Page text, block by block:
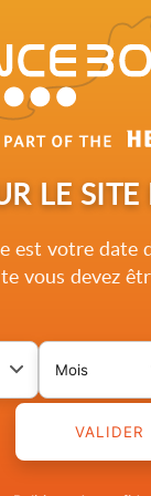
LE
est votre date
vous devez
Mois de
VALIDER